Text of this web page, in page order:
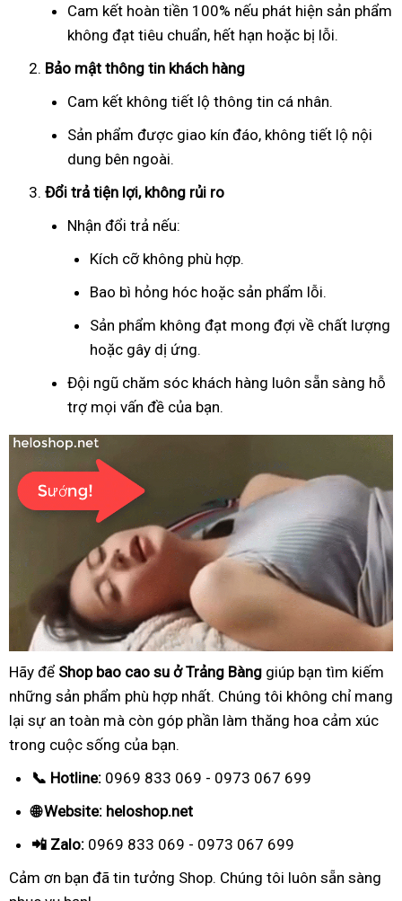
Cam kết hoàn tiền 100% nếu phát hiện sản phẩm
không đạt tiêu chuẩn, hết hạn hoặc bị lỗi.
Bảo mật thông tin khách hàng
Cam kết không tiết lộ thông tin cá nhân.
Sản phẩm được giao kín đáo, không tiết lộ nội
dung bên ngoài.
Đổi trả tiện lợi, không rủi ro
Nhận đổi trả nếu:
Kích cỡ không phù hợp.
Bao bì hỏng hóc hoặc sản phẩm lỗi.
Sản phẩm không đạt mong đợi về chất lượng
hoặc gây dị ứng.
Đội ngũ chăm sóc khách hàng luôn sẵn sàng hỗ
trợ mọi vấn đề của bạn.
Hãy để Shop bao cao su ở Trảng Bàng giúp bạn tìm kiếm
những sản phẩm phù hợp nhất. Chúng tôi không chỉ mang
lại sự an toàn mà còn góp phần làm thăng hoa cảm xúc
trong cuộc sống của bạn.
📞 Hotline: 0969 833 069 - 0973 067 699
🌐 Website: heloshop.net
📲 Zalo: 0969 833 069 - 0973 067 699
Cảm ơn bạn đã tin tưởng Shop. Chúng tôi luôn sẵn sàng